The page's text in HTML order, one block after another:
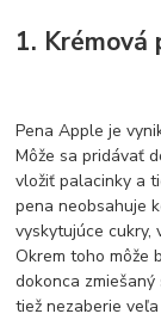
vodovodné batérie
čierna kúpelňová
retro kúpeľne
Ako znížiť náklady
szco nakup bez dph
1. Krémová
Pena Apple je
Môže sa pridávať
vložiť palacinky a
pena neobsahuje
vyskytujúce cukry,
Okrem toho môže
dokonca
tiež nezaberie